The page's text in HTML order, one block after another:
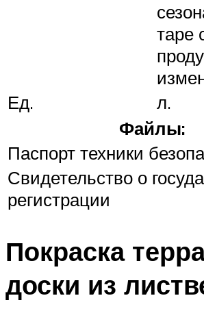
таре
Ед.
л.
Файлы:
Паспорт техники
Свидетельство о
регистрации
Покраска
доски из